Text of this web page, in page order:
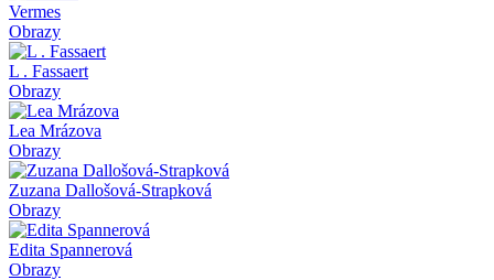
Vermes
Obrazy
L . Fassaert
Obrazy
Lea Mrázova
Obrazy
Zuzana Dallošová-Strapková
Obrazy
Edita Spannerová
Obrazy